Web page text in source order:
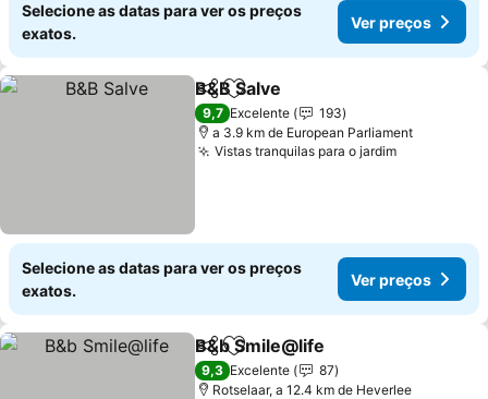
Selecione as datas para ver os preços
exatos.
Ver preços
PartilharAdicionar aos favoritos
B&B Salve
9,7 Excelente
193
a 3.9 km de European Parliament
Vistas tranquilas para o jardimVer preços
Selecione as datas para ver os preços
exatos.
Ver preços
PartilharAdicionar aos favoritos
B&b Smile@life
9,3 Excelente
87
Rotselaar, a 12.4 km de Heverlee